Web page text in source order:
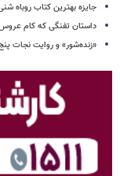
جایزه بهترین کتاب روباه
داستان تفنگی که کام عروس
«زنده‌شور» و روایت نجات